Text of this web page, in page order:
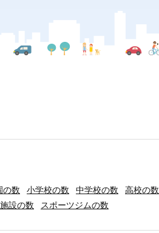
の数 小学校の数 中学校の数 高校の数
設の数 スポーツジムの数